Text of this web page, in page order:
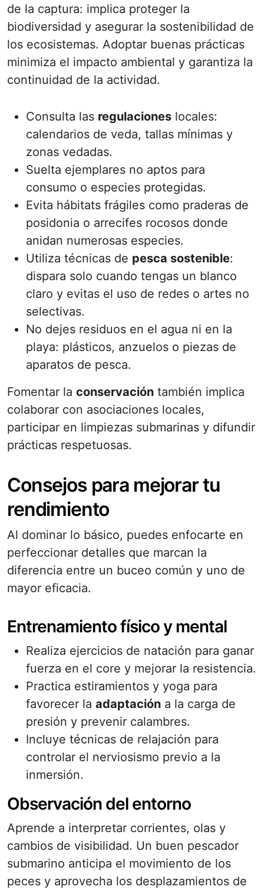
de la captura: implica proteger la
biodiversidad y asegurar la sostenibilidad de
los ecosistemas. Adoptar buenas prácticas
minimiza el impacto ambiental y garantiza la
continuidad de la actividad.
Consulta las regulaciones locales:
calendarios de veda, tallas mínimas y
zonas vedadas.
Suelta ejemplares no aptos para
consumo o especies protegidas.
Evita hábitats frágiles como praderas de
posidonia o arrecifes rocosos donde
anidan numerosas especies.
Utiliza técnicas de pesca sostenible:
dispara solo cuando tengas un blanco
claro y evitas el uso de redes o artes no
selectivas.
No dejes residuos en el agua ni en la
playa: plásticos, anzuelos o piezas de
aparatos de pesca.
Fomentar la conservación también implica
colaborar con asociaciones locales,
participar en limpiezas submarinas y difundir
prácticas respetuosas.
Consejos para mejorar tu
rendimiento
Al dominar lo básico, puedes enfocarte en
perfeccionar detalles que marcan la
diferencia entre un buceo común y uno de
mayor eficacia.
Entrenamiento físico y mental
Realiza ejercicios de natación para ganar
fuerza en el core y mejorar la resistencia.
Practica estiramientos y yoga para
favorecer la adaptación a la carga de
presión y prevenir calambres.
Incluye técnicas de relajación para
controlar el nerviosismo previo a la
inmersión.
Observación del entorno
Aprende a interpretar corrientes, olas y
cambios de visibilidad. Un buen pescador
submarino anticipa el movimiento de los
peces y aprovecha los desplazamientos de